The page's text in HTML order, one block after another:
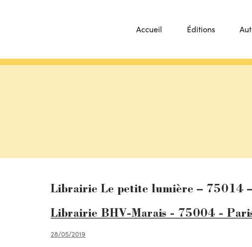
Accueil Éditions
Librairie Le petite lumière – 75014
Librairie BHV-Marais - 75004 -
28/05/2019